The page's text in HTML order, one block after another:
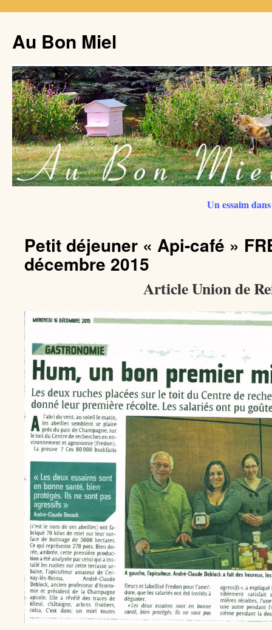
Au Bon Miel
Un essaim
Petit déjeuner « Api-café »
décembre 2015
Article Union de